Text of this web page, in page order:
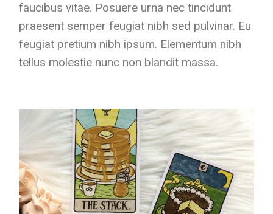
faucibus vitae. Posuere urna nec tincidunt
praesent semper feugiat nibh sed pulvinar. Eu
feugiat pretium nibh ipsum. Elementum nibh
tellus molestie nunc non blandit massa.